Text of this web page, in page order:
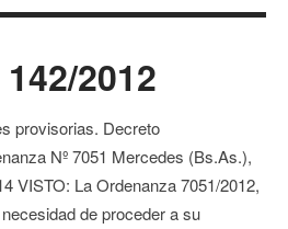
2012
provisorias. Decreto
Nº 7051 Mercedes (Bs.As.),
VISTO: La Ordenanza 7051/2012,
de proceder a su